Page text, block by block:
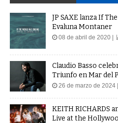
JP SAXE lanza If
Evaluna Montaner
08 de abril de 2020 |
Claudio Basso
Triunfo en Mar del
26 de marzo de 2024 |
KEITH RICHARDS
Live at the